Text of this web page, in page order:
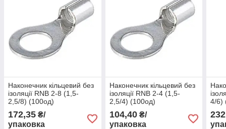
Наконечник кільцевий без
ізоляції RNB 2-8 (1,5-
2,5/8) (100од)
172,35 ₴/
упаковка
Наконечник кільцевий без
ізоляції RNB 2-4 (1,5-
2,5/4) (100од)
104,40₴/
упаковка
4/6)